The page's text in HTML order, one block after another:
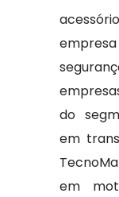
do
em
em